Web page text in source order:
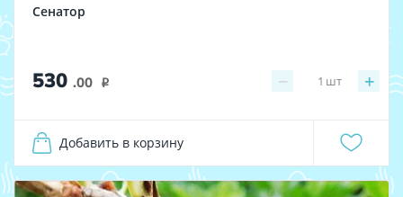
Сенатор
530 .00 i − +
1 шт
Добавить в корзину